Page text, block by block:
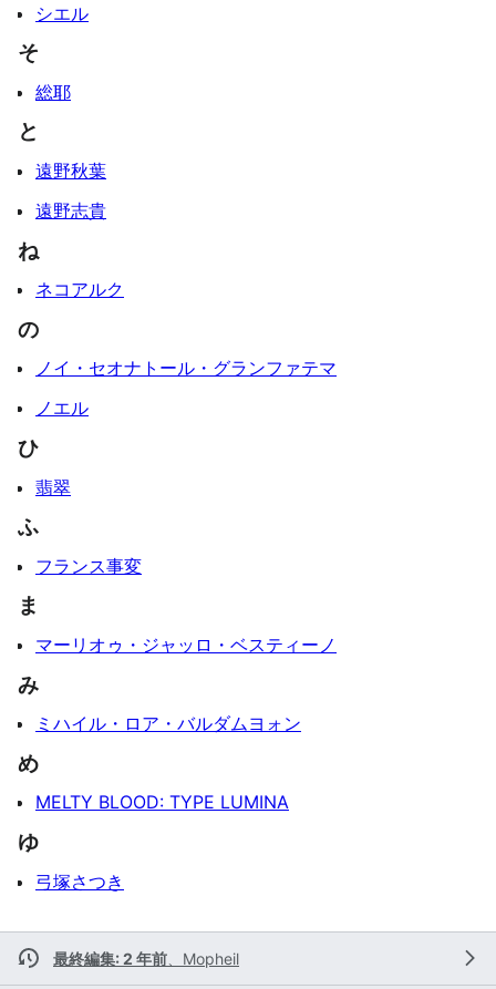
シエル
そ
総耶
と
遠野秋葉
遠野志貴
ね
ネコアルク
の
ノイ・セオナトール・グランファテマ
ノエル
ひ
翡翠
ふ
フランス事変
ま
マーリオゥ・ジャッロ・ベスティーノ
み
ミハイル・ロア・バルダムヨォン
め
MELTY BLOOD: TYPE LUMINA
ゆ
弓塚さつき
最終編集: 2 年前 Mopheil